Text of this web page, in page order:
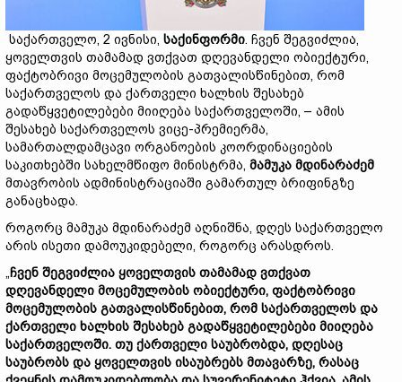
საქართველო, 2 ივნისი, საქინფორმი. ჩვენ შეგვიძლია,
ყოველთვის თამამად ვთქვათ დღევანდელი ობიექტური,
ფაქტობრივი მოცემულობის გათვალისწინებით, რომ
საქართველოს და ქართველი ხალხის შესახებ
გადაწყვეტილებები მიიღება საქართველოში, – ამის
შესახებ საქართველოს ვიცე-პრემიერმა,
სამართალდამცავი ორგანოების კოორდინაციების
საკითხებში სახელმწიფო მინისტრმა, მამუკა მდინარაძემ
მთავრობის ადმინისტრაციაში გამართულ ბრიფინგზე
განაცხადა.
როგორც მამუკა მდინარაძემ აღნიშნა, დღეს საქართველო
არის ისეთი დამოუკიდებელი, როგორც არასდროს.
„ჩვენ შეგვიძლია ყოველთვის თამამად ვთქვათ
დღევანდელი მოცემულობის ობიექტური, ფაქტობრივი
მოცემულობის გათვალისწინებით, რომ საქართველოს და
ქართველი ხალხის შესახებ გადაწყვეტილებები მიიღება
საქართველოში. თუ ქართველი საუბრობდა, დღესაც
საუბრობს და ყოველთვის ისაუბრებს მთავარზე, რასაც